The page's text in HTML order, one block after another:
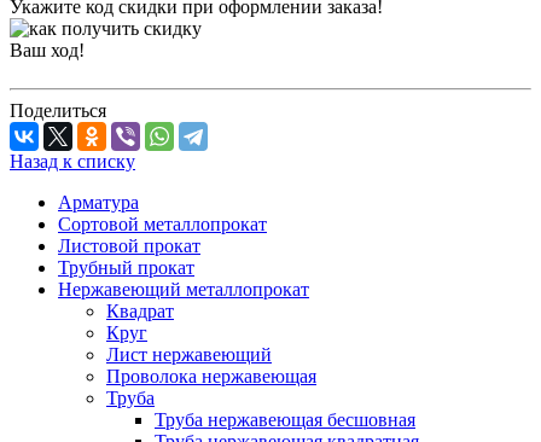
Укажите код скидки при оформлении заказа!
Ваш ход!
Поделиться
Назад к списку
Арматура
Сортовой металлопрокат
Листовой прокат
Трубный прокат
Нержавеющий металлопрокат
Квадрат
Круг
Лист нержавеющий
Проволока нержавеющая
Труба
Труба нержавеющая бесшовная